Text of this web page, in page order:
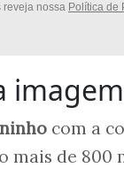
reveja nossa Política de
ninho com a
mais de 800